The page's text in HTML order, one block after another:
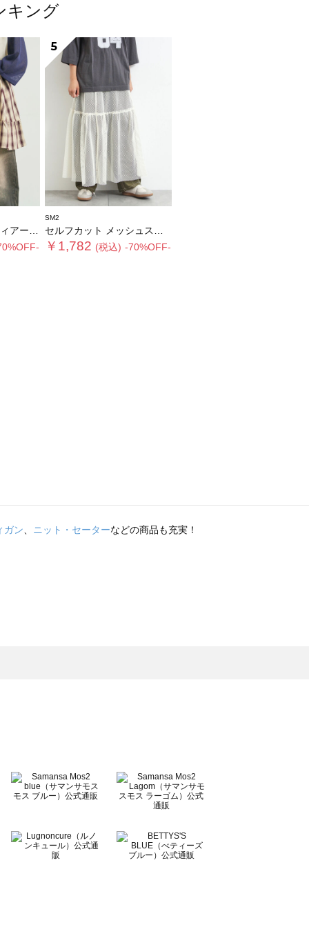
キング
スカート
5
SM2
セルフカット メッシュスカート
￥1,782 (税込) -70%OFF-
ガン、 ニット・セーターなどの商品も充実！